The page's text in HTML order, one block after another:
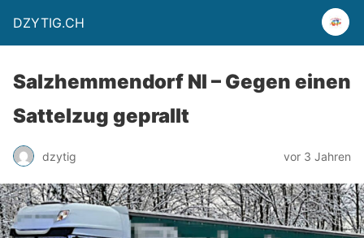
DZYTIG.CH
Salzhemmendorf NI – Gegen einen
Sattelzug geprallt
dzytig vor 3 Jahren